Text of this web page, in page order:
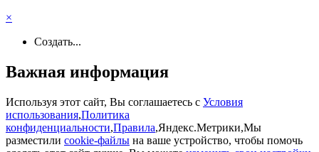
×
Создать...
Важная информация
Используя этот сайт, Вы соглашаетесь с Условия
использования,Политика
конфиденциальности,Правила,Яндекс.Метрики,Мы
разместили cookie-файлы на ваше устройство, чтобы помочь